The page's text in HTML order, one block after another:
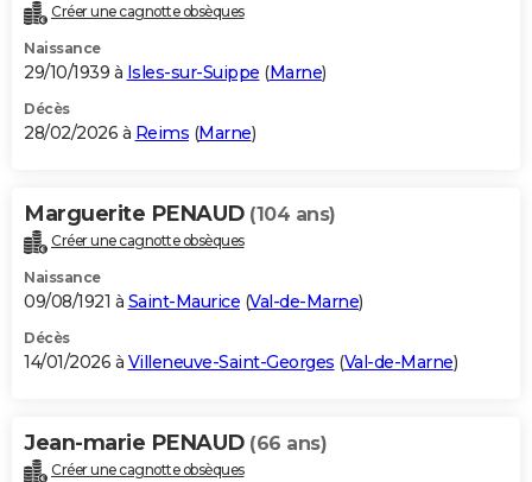
Créer une cagnotte obsèques
Naissance
29/10/1939 à Isles-sur-Suippe (Marne)
Décès
28/02/2026 à Reims (Marne)
Marguerite PENAUD (104 ans)
Créer une cagnotte obsèques
Naissance
09/08/1921 à Saint-Maurice (Val-de-Marne)
Décès
14/01/2026 à Villeneuve-Saint-Georges (Val-de-Marne)
Jean-marie PENAUD (66 ans)
Créer une cagnotte obsèques